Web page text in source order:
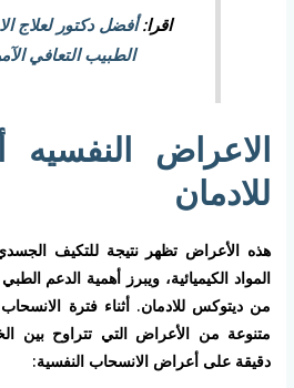
اقرا:أفضل دكتور لعلاج
الطبيب التعافي
الاعراض النفسيه
للادمان
هذه الأعراض تظهر نتيجة للتكيف
المواد الكيميائية، ويبرز أهمية الدعم
من ديتوكس للادمان. أثناء فترة
متنوعة من الأعراض التي تتراوح بين
دقيقة على أعراض الانسحاب النفسية: